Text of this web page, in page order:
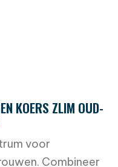
KOERS ZLIM OUD-
voor
Combineer